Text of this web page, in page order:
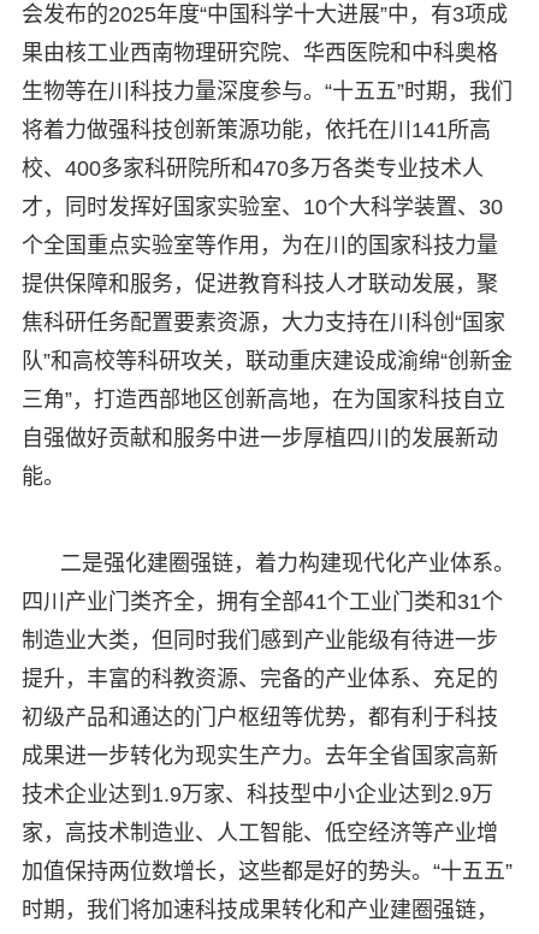
会发布的2025年度“中国科学十大进展”中，有3项成
果由核工业西南物理研究院、华西医院和中科奥格
生物等在川科技力量深度参与。“十五五”时期，我们
将着力做强科技创新策源功能，依托在川141所高
校、400多家科研院所和470多万各类专业技术人
才，同时发挥好国家实验室、10个大科学装置、30
个全国重点实验室等作用，为在川的国家科技力量
提供保障和服务，促进教育科技人才联动发展，聚
焦科研任务配置要素资源，大力支持在川科创“国家
队”和高校等科研攻关，联动重庆建设成渝绵“创新金
三角”，打造西部地区创新高地，在为国家科技自立
自强做好贡献和服务中进一步厚植四川的发展新动
能。
二是强化建圈强链，着力构建现代化产业体系。
四川产业门类齐全，拥有全部41个工业门类和31个
制造业大类，但同时我们感到产业能级有待进一步
提升，丰富的科教资源、完备的产业体系、充足的
初级产品和通达的门户枢纽等优势，都有利于科技
成果进一步转化为现实生产力。去年全省国家高新
技术企业达到1.9万家、科技型中小企业达到2.9万
家，高技术制造业、人工智能、低空经济等产业增
加值保持两位数增长，这些都是好的势头。“十五五”
时期，我们将加速科技成果转化和产业建圈强链，